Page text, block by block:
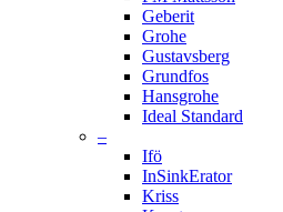
Geberit
Grohe
Gustavsberg
Grundfos
Hansgrohe
Ideal Standard
–
Ifö
InSinkErator
Kriss